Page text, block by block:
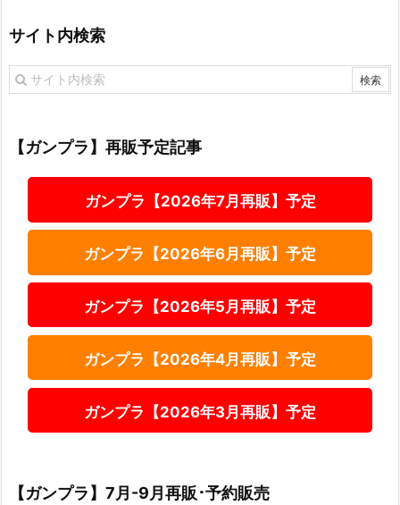
サイト内検索
【ガンプラ】再販予定記事
ガンプラ【2026年7月再販】予定
ガンプラ【2026年6月再販】予定
ガンプラ【2026年5月再販】予定
ガンプラ【2026年4月再販】予定
ガンプラ【2026年3月再販】予定
【ガンプラ】7月-9月再販･予約販売